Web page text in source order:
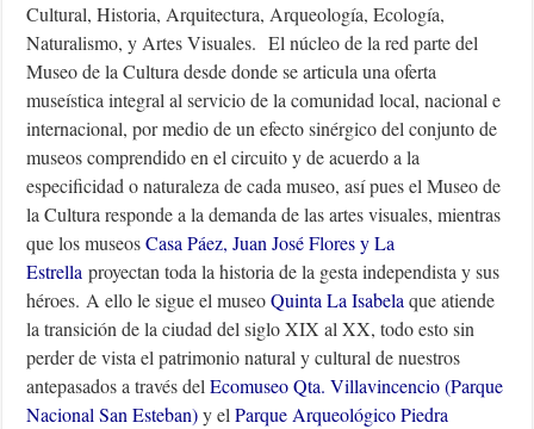
Cultural, Historia, Arquitectura, Arqueología, Ecología,
Naturalismo, y Artes Visuales. El núcleo de la red parte del
Museo de la Cultura desde donde se articula una oferta
museística integral al servicio de la comunidad local, nacional e
internacional, por medio de un efecto sinérgico del conjunto de
museos comprendido en el circuito y de acuerdo a la
especificidad o naturaleza de cada museo, así pues el Museo de
la Cultura responde a la demanda de las artes visuales, mientras
que los museosCasa Páez,Juan José FloresyLa
Estrella proyectan toda la historia de la gesta independista y sus
héroes. A ello le sigue el museoQuinta La Isabela que atiende
la transición de la ciudad del siglo XIX al XX, todo esto sin
perder de vista el patrimonio natural y cultural de nuestros
antepasados a través delEcomuseo Qta. Villavincencio (Parque
Nacional San Esteban)y elParque Arqueológico Piedra